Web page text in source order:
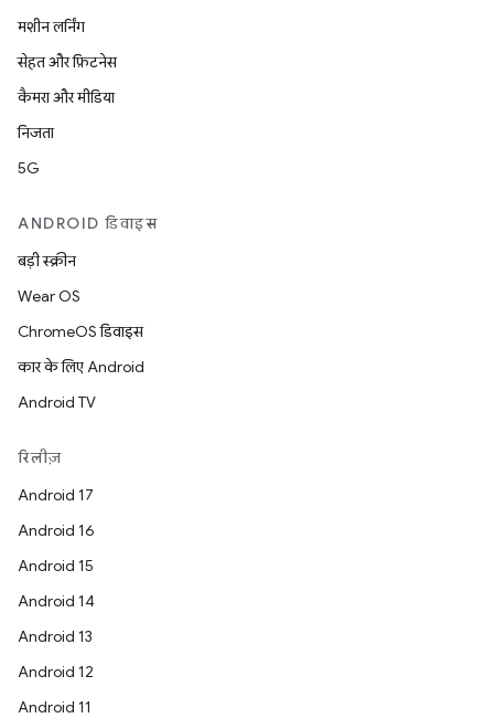
मशीन लर्निंग
सेहत और फ़िटनेस
कैमरा और मीडिया
निजता
5G
ANDROID डिवाइस
बड़ी स्क्रीन
Wear OS
ChromeOS डिवाइस
कार के लिए Android
Android TV
रिलीज़
Android 17
Android 16
Android 15
Android 14
Android 13
Android 12
Android 11